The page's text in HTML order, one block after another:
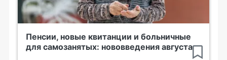
Пенсии, новые квитанции и больничные
для самозанятых: нововведения августа